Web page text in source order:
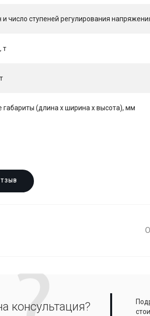
и число ступеней регулирования
т
габариты (длина х ширина х высота), мм
консультация?